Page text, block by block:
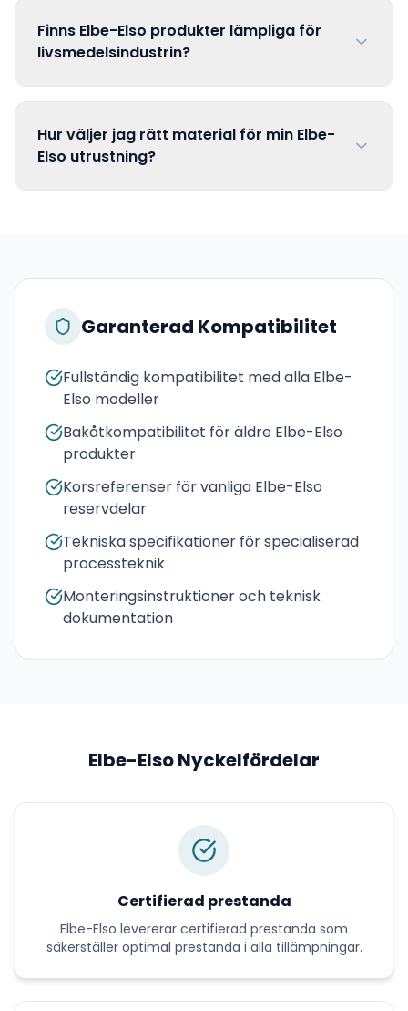
Finns Elbe-Elso produkter lämpliga för
livsmedelsindustrin?
Hur väljer jag rätt material för min Elbe-
Elso utrustning?
Garanterad Kompatibilitet
Fullständig kompatibilitet med alla Elbe-
Elso modeller
Bakåtkompatibilitet för äldre Elbe-Elso
produkter
Korsreferenser för vanliga Elbe-Elso
reservdelar
Tekniska specifikationer för specialiserad
processteknik
Monteringsinstruktioner och teknisk
dokumentation
Elbe-ElsoNyckelfördelar
Certifierad prestanda
Elbe-Elso levererar certifierad prestanda som
säkerställer optimal prestanda i alla tillämpningar.